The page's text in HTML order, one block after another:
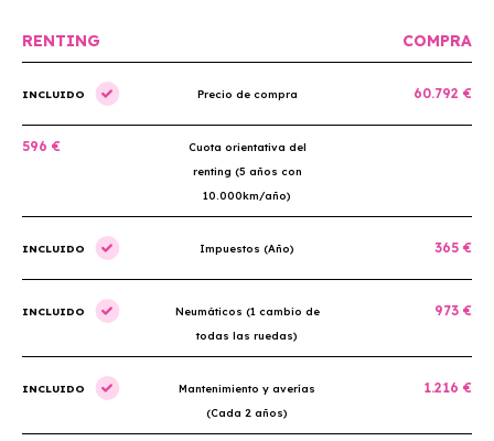
RENTING COMPRA
INCLUIDO Precio de compra 60.792 €
596 €
Cuota orientativa del
renting (5 años con
10.000km/año)
INCLUIDO Impuestos (Año) 365 €
INCLUIDO
Neumáticos (1 cambio de
todas las ruedas)
973 €
INCLUIDO
Mantenimiento y averías
(Cada 2 años)
1.216 €